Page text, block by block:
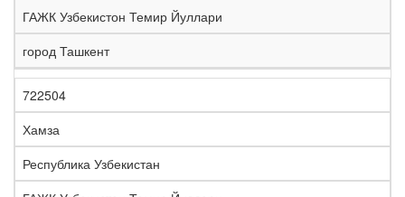
К
о
д
Н
а
з
в
а
н
и
е
С
т
а
а
а
я
д
о
о
а
е
и
н
ГАЖК Узбекистон Темир Йуллари
город Ташкент
722504
Хамза
Республика Узбекистан